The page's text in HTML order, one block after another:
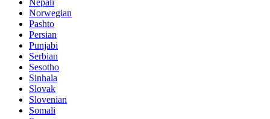
Norwegian
Pashto
Persian
Punjabi
Serbian
Sesotho
Sinhala
Slovak
Slovenian
Somali